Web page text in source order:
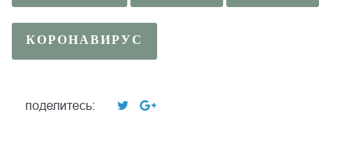
КОРОНАВИРУС
поделитесь: